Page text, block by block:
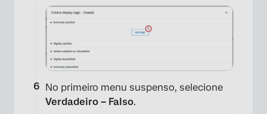
No primeiro menu suspenso, selecione
Verdadeiro – Falso.